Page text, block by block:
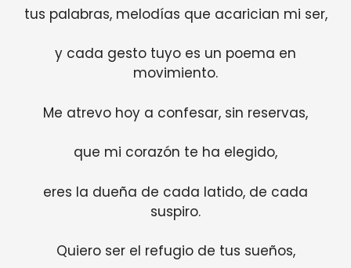
tus palabras, melodías que acarician mi ser,
y cada gesto tuyo es un poema en
movimiento.
Me atrevo hoy a confesar, sin reservas,
que mi corazón te ha elegido,
eres la dueña de cada latido, de cada
suspiro.
Quiero ser el refugio de tus sueños,